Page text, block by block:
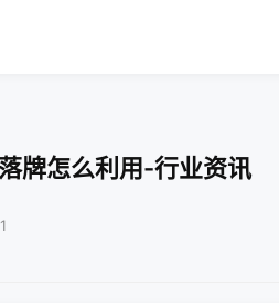
牌怎么利用-行业资讯